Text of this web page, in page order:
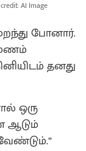
AI Image
போனார்.
தனது
ஒரு
ஆடும்